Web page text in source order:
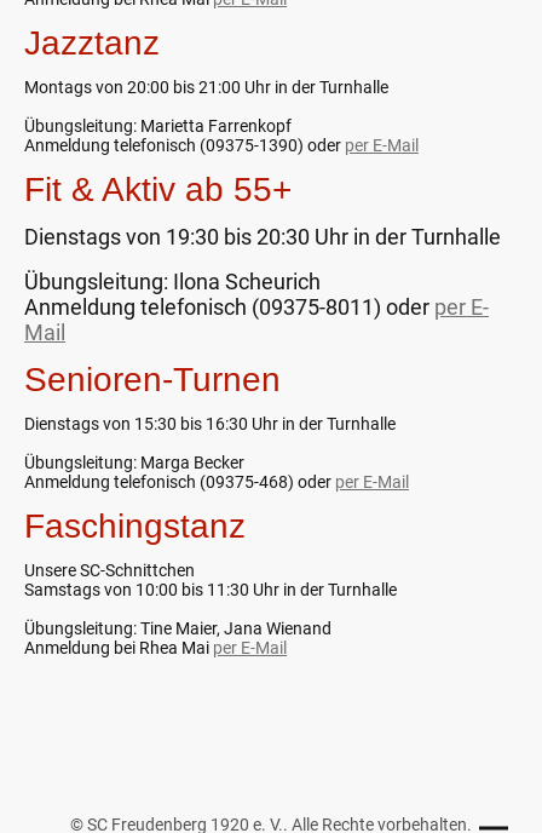
Jazztanz
Montags von 20:00 bis 21:00 Uhr in der Turnhalle
Übungsleitung: Marietta Farrenkopf
Anmeldung telefonisch (09375-1390) oder per E-Mail
Fit & Aktiv ab 55+
Dienstags von 19:30 bis 20:30 Uhr in der Turnhalle
Übungsleitung: Ilona Scheurich
Anmeldung telefonisch (09375-8011) oder per E-
Mail
Senioren-Turnen
Dienstags von 15:30 bis 16:30 Uhr in der Turnhalle
Übungsleitung: Marga Becker
Anmeldung telefonisch (09375-468) oder per E-Mail
Faschingstanz
Unsere SC-Schnittchen
Samstags von 10:00 bis 11:30 Uhr in der Turnhalle
Übungsleitung: Tine Maier, Jana Wienand
Anmeldung bei Rhea Mai per E-Mail
© SC Freudenberg 1920 e. V.. Alle Rechte vorbehalten.